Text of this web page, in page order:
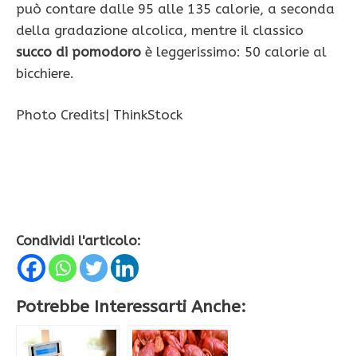
può contare dalle 95 alle 135 calorie, a seconda
della gradazione alcolica, mentre il classico
succo di pomodoro è leggerissimo: 50 calorie al
bicchiere.
Photo Credits| ThinkStock
Condividi l'articolo:
Potrebbe Interessarti Anche: